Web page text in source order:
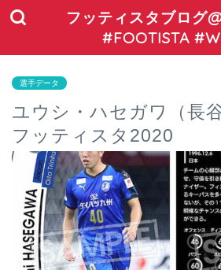
フッティスタブログ
#FOOTISTA
選手データ
ユウシ・ハセガワ（長
フッティスタ2020